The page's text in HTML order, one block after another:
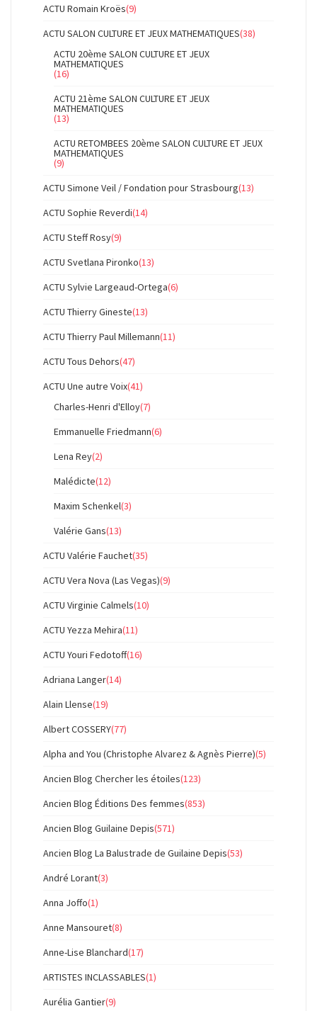
ACTU Romain Kroës(9)
ACTU SALON CULTURE ET JEUX MATHEMATIQUES(38)
ACTU 20ème SALON CULTURE ET JEUX
MATHEMATIQUES
(16)
ACTU 21ème SALON CULTURE ET JEUX
MATHEMATIQUES
(13)
ACTU RETOMBEES 20ème SALON CULTURE ET JEUX
MATHEMATIQUES
(9)
ACTU Simone Veil / Fondation pour Strasbourg(13)
ACTU Sophie Reverdi(14)
ACTU Steff Rosy(9)
ACTU Svetlana Pironko(13)
ACTU Sylvie Largeaud-Ortega(6)
ACTU Thierry Gineste(13)
ACTU Thierry Paul Millemann(11)
ACTU Tous Dehors(47)
ACTU Une autre Voix(41)
Charles-Henri d'Elloy(7)
Emmanuelle Friedmann(6)
Lena Rey(2)
Malédicte(12)
Maxim Schenkel(3)
Valérie Gans(13)
ACTU Valérie Fauchet(35)
ACTU Vera Nova (Las Vegas)(9)
ACTU Virginie Calmels(10)
ACTU Yezza Mehira(11)
ACTU Youri Fedotoff(16)
Adriana Langer(14)
Alain Llense(19)
Albert COSSERY(77)
Alpha and You (Christophe Alvarez & Agnès Pierre)(5)
Ancien Blog Chercher les étoiles(123)
Ancien Blog Éditions Des femmes(853)
Ancien Blog Guilaine Depis(571)
Ancien Blog La Balustrade de Guilaine Depis(53)
André Lorant(3)
Anna Joffo(1)
Anne Mansouret(8)
Anne-Lise Blanchard(17)
ARTISTES INCLASSABLES(1)
Aurélia Gantier(9)